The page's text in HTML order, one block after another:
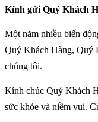
Kính gửi Quý Khách
Một năm nhiều biến
Quý Khách Hàng, Quý
chúng tôi.
Kính chúc Quý Khách
sức khỏe và niềm vui.